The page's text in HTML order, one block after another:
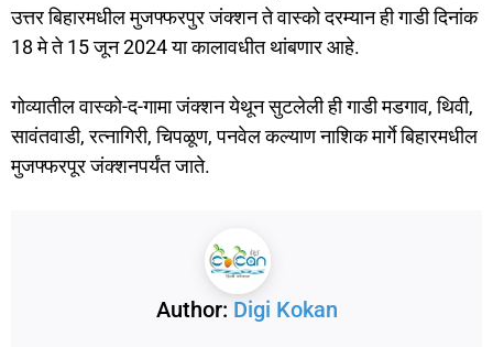
उत्तर बिहारमधील मुजफ्फरपुर जंक्शन ते वास्को दरम्यान ही गाडी दिनांक
18 मे ते 15 जून 2024 या कालावधीत थांबणार आहे.
गोव्यातील वास्को-द-गामा जंक्शन येथून सुटलेली ही गाडी मडगाव, थिवी,
सावंतवाडी, रत्नागिरी, चिपळूण, पनवेल कल्याण नाशिक मार्गे बिहारमधील
मुजफ्फरपूर जंक्शनपर्यंत जाते.
Author: Digi Kokan